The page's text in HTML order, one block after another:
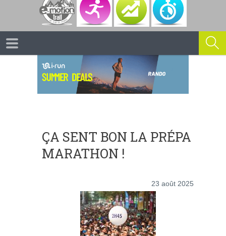
ÇA SENT BON LA PRÉPA
MARATHON !
23 août 2025